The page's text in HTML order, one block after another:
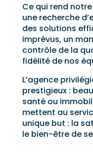
Ce qui rend
une recherche
des solutions
imprévus, un
contrôle de la
fidélité de nos
L’agence
prestigieux :
santé ou
mettent au
unique but : la
le bien-être de